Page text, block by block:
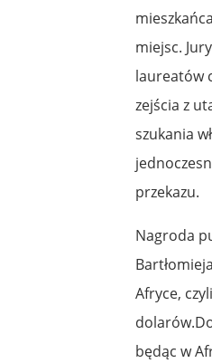
miejsc.
laureatów
zejścia z
szukania
przekazu.
Nagroda
Afryce,
będąc w